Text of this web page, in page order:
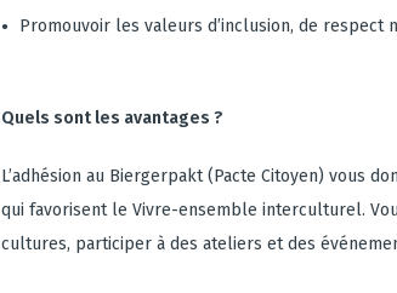
Promouvoir les valeurs d’inclusion, de respect
Quels sont les avantages ?
L’adhésion au Biergerpakt (Pacte Citoyen) vous
qui favorisent le Vivre-ensemble interculturel.
cultures, participer à des ateliers et des